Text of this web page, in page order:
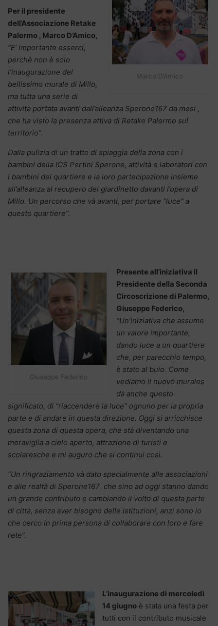
Marco D’Amico
Per il presidente
dell’Associazione Retake
Palermo , Marco D’Amico,
“E’ importante esserci,
perchè non è solo
l’inaugurazione del
bellissimo murale di Millo,
ma tutta una serie di
attività portata avanti dall’alleanza Sperone167 da mesi ,
che ha visto la presenza attiva di Retake Palermo sul
territorio”.
Dalla pulizia di un tratto di spiaggia della zona con i
bambini della ICS Pertini Sperone, attività e laboratori con
i bambini del quartiere e la loro partecipazione insieme
all’alleanza al recupero del giardinetto davanti l’opera di
Millo. Un percorso che và avanti, per portare “luce” a
questo quartiere”.
Giuseppe Federico
Presente all’iniziativa il
Presidente della Seconda
Circoscrizione di Palermo,
Giuseppe Federico,
“Un’iniziativa che assume
un valore importante,
dando luce a un quartiere
che, per parecchio tempo,
è stato al buio. Come
vediamo il nuovo murales
dà anche questo
significato, di “riaccendere la luce” ognuno per la propria
parte e di andare in questa direzione. Oggi si arricchisce
questa zona di questa opera, che stà diventando una
meraviglia a cielo aperto, attrazione di turisti e
scolaresche e mi auguro che si continui così.
“Un ringraziamento và dato specialmente alle associazioni
e alle realtà di Sperone167 che sino ad oggi stanno dando
un grande contributo e cambiando il volto di questa parte
di città, senza aver bisogno delle istituzioni, anzi sono io
che cerco in prima persona di collaborare con loro e fare
rete”.
L’inaugurazione di mercoledì
14 giugno è stata una festa per
tutti con il contributo musicale